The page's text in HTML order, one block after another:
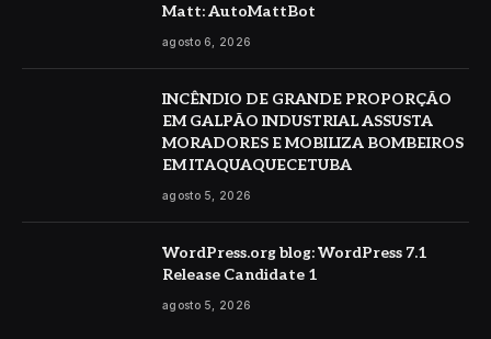
Matt: AutoMattBot
agosto 6, 2026
INCÊNDIO DE GRANDE PROPORÇÃO
EM GALPÃO INDUSTRIAL ASSUSTA
MORADORES E MOBILIZA BOMBEIROS
EM ITAQUAQUECETUBA
agosto 5, 2026
WordPress.org blog: WordPress 7.1
Release Candidate 1
agosto 5, 2026